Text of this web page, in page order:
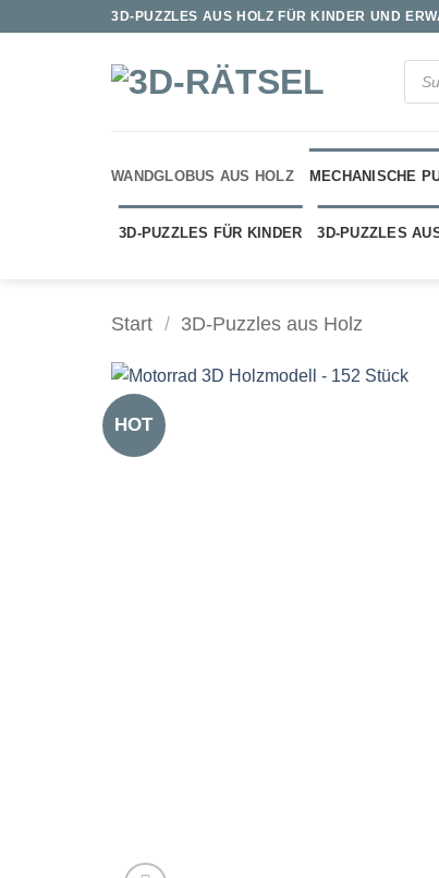
3D-PUZZLES AUS HOLZ FÜR KINDER UND
WANDGLOBUS AUS HOLZ MECHANISCHE
3D-PUZZLES FÜR KINDER 3D-PUZZLES
Start / 3D-Puzzles aus Holz
HOT